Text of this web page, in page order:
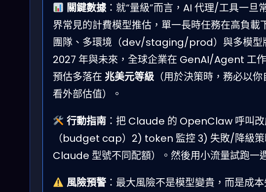
關鍵數據：就“量級”而言，AI 代理/工具一旦
界常見的計費模型推估，單一長時任務在高負載
團隊、多環境（dev/staging/prod）與多模型
2027 年與未來，全球企業在 GenAI/Agent 工
預估多落在 兆美元等級（用於決策時，務必以
看外部估值）。
行動指南：把 Claude 的 OpenClaw 呼叫改
（budget cap）2) token 監控 3) 失敗/降級
Claude 型號不同配額）。然後用小流量試跑一
風險預警：最大風險不是模型變貴，而是成